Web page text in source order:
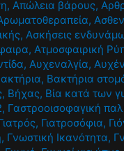
, Απώλεια βάρους,
,
, Ασκήσεις
, Ατμοσφαιρική
, Αυχεναλγία,
, Βακτήρια
, Βήχας, Βία κατά των
, Γαστροοισοφαγική
, Γιατροσόφια,
, Γνωστική Ικανότητα,